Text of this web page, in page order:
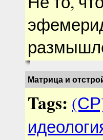
Матрица и
Tags: